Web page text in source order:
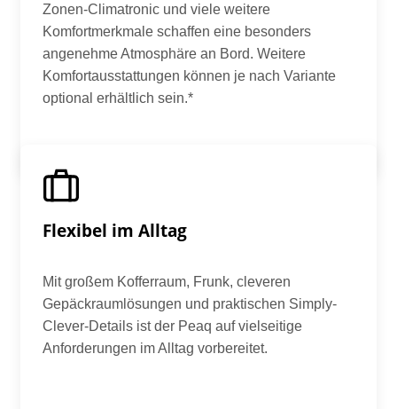
Zonen-Climatronic und viele weitere
Komfortmerkmale schaffen eine besonders
angenehme Atmosphäre an Bord. Weitere
Komfortausstattungen können je nach Variante
optional erhältlich sein.*
Flexibel im Alltag
Mit großem Kofferraum, Frunk, cleveren
Gepäckraumlösungen und praktischen Simply-
Clever-Details ist der Peaq auf vielseitige
Anforderungen im Alltag vorbereitet.